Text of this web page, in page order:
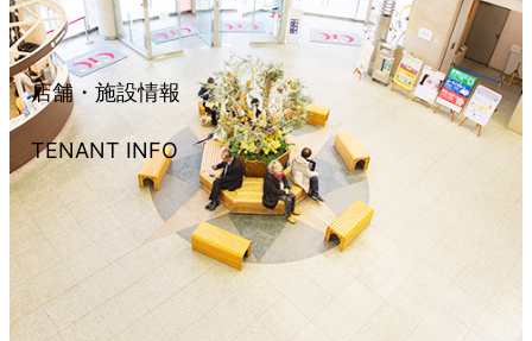
店舗・施設情報
TENANT INFO